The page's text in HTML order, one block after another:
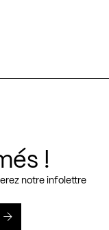
!
notre infolettre